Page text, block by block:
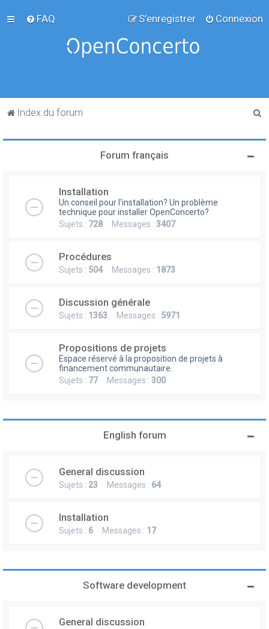
FAQ Connexion
S’enregistrer
Index du forum
Forum français
Installation
Un conseil pour l'installation? Un problème
technique pour installer OpenConcerto?
Sujets : 728 Messages : 3407
Procédures
Sujets : 504Messages : 1873
Discussion générale
Sujets : 1363 Messages : 5971
Propositions de projets
Espace réservé à la proposition de projets à
financement communautaire.
Sujets : 77Messages : 300
English forum
General discussion
Sujets : 23 Messages : 64
Installation
Sujets : 6 Messages : 17
Software development
General discussion